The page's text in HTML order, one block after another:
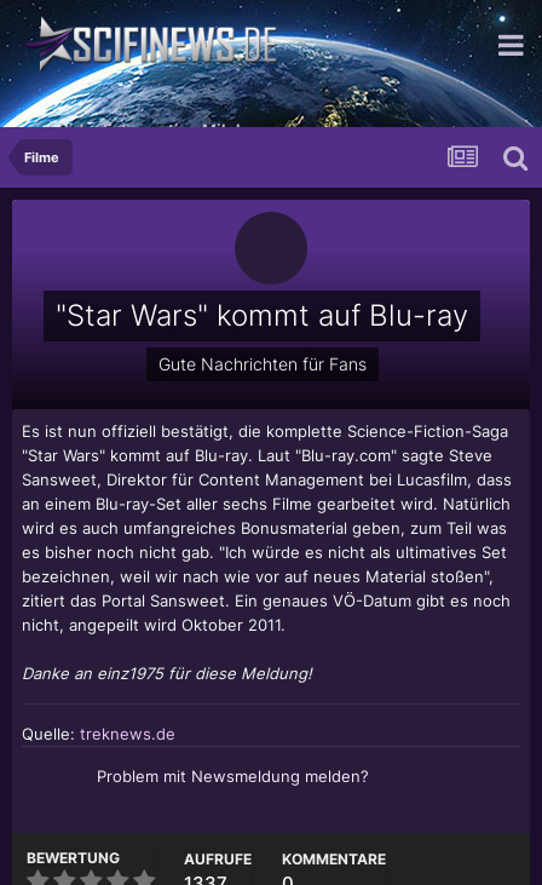
...mit der Extraportion Milch
Filme
"Star Wars" kommt auf Blu-ray
Gute Nachrichten für Fans
Es ist nun offiziell bestätigt, die komplette Science-Fiction-Saga
"Star Wars" kommt auf Blu-ray. Laut "Blu-ray.com" sagte Steve
Sansweet, Direktor für Content Management bei Lucasfilm, dass
an einem Blu-ray-Set aller sechs Filme gearbeitet wird. Natürlich
wird es auch umfangreiches Bonusmaterial geben, zum Teil was
es bisher noch nicht gab. "Ich würde es nicht als ultimatives Set
bezeichnen, weil wir nach wie vor auf neues Material stoßen",
zitiert das Portal Sansweet. Ein genaues VÖ-Datum gibt es noch
nicht, angepeilt wird Oktober 2011.
Danke an einz1975 für diese Meldung!
Quelle: treknews.de
Problem mit Newsmeldung melden?
BEWERTUNG AUFRUFE KOMMENTARE